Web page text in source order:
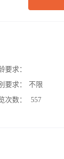
要求：
要求：
不限
次数：
557